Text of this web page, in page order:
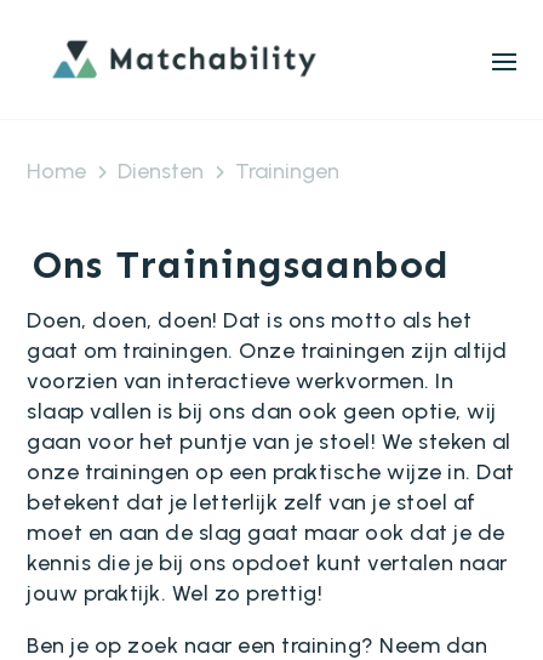
Home Diensten Trainingen
Ons Trainingsaanbod
Doen, doen, doen! Dat is ons motto als het
gaat om trainingen. Onze trainingen zijn altijd
voorzien van interactieve werkvormen. In
slaap vallen is bij ons dan ook geen optie, wij
gaan voor het puntje van je stoel! We steken al
onze trainingen op een praktische wijze in. Dat
betekent dat je letterlijk zelf van je stoel af
moet en aan de slag gaat maar ook dat je de
kennis die je bij ons opdoet kunt vertalen naar
jouw praktijk. Wel zo prettig!
Ben je op zoek naar een training? Neem dan